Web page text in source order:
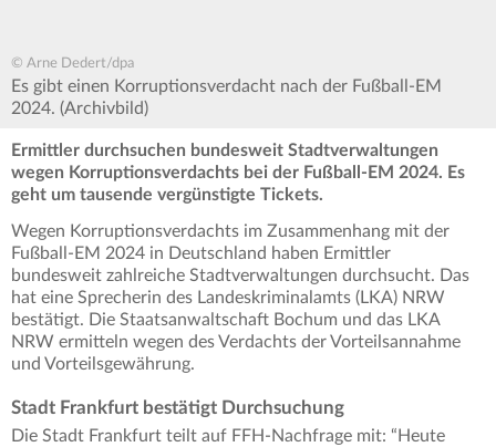
© Arne Dedert/dpa
Es gibt einen Korruptionsverdacht nach der Fußball-EM
2024. (Archivbild)
Ermittler durchsuchen bundesweit Stadtverwaltungen
wegen Korruptionsverdachts bei der Fußball-EM 2024. Es
geht um tausende vergünstigte Tickets.
Wegen Korruptionsverdachts im Zusammenhang mit der
Fußball-EM 2024 in Deutschland haben Ermittler
bundesweit zahlreiche Stadtverwaltungen durchsucht. Das
hat eine Sprecherin des Landeskriminalamts (LKA) NRW
bestätigt. Die Staatsanwaltschaft Bochum und das LKA
NRW ermitteln wegen des Verdachts der Vorteilsannahme
und Vorteilsgewährung.
Stadt Frankfurt bestätigt Durchsuchung
Die Stadt Frankfurt teilt auf FFH-Nachfrage mit: “Heute